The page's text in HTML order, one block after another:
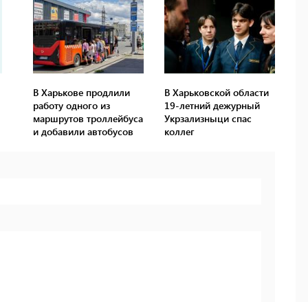
В Харькове продлили
работу одного из
маршрутов троллейбуса
и добавили автобусов
В Харьковской области
19-летний дежурный
Укрзализныци спас
коллег